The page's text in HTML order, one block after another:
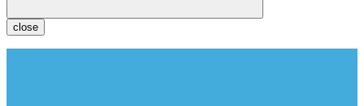
close